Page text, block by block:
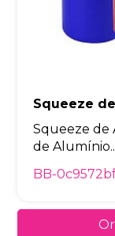
Squeeze
Squeeze de
de
BB-